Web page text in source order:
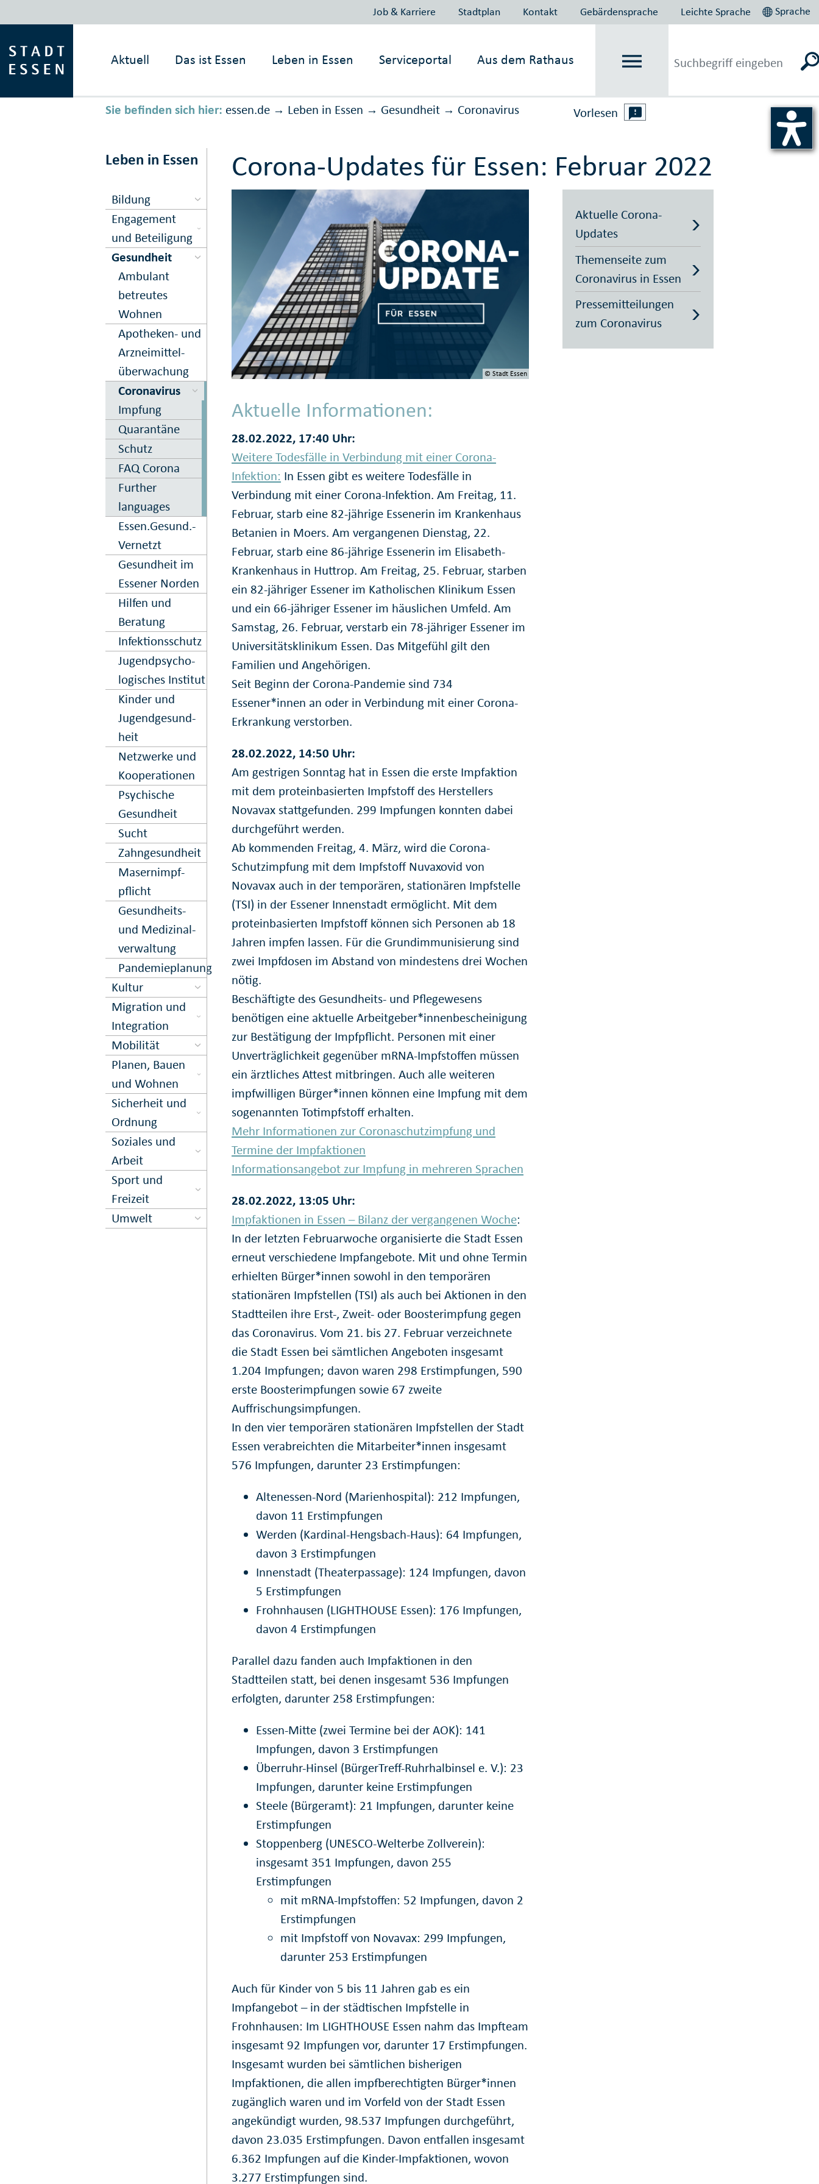
Job & Karriere Stadtplan Kontakt Gebärdensprache Leichte Sprache Sprache
Aktuell Das ist Essen Leben in Essen Serviceportal Aus dem Rathaus
Sie befinden sich hier: essen.de → Leben in Essen → Gesundheit → Corona­virus Vorlesen
Leben in Essen
Bildung
Engagement
und Beteiligung
Gesundheit
Ambulant
betreutes
Wohnen
Apo­theken- und
Arznei­mittel­
über­wachung
Corona­virus
Impfung
Quarantäne
Schutz
FAQ Corona
Further
languages
Essen.­Gesund.­
Vernetzt
Gesundheit im
Essener Norden
Hilfen und
Beratung
Infektions­schutz
Jugend­psycho­
logisches Institut
Kinder und
Jugend­gesund­
heit
Netz­werke und
Kooper­ation­en
Psy­chische
Gesund­heit
Sucht
Zahn­gesund­heit
Masern­impf­
pflicht
Gesund­heits-
und Medi­zinal­
ver­waltung
Pandemieplanung
Kultur
Migration und
Inte­gration
Mobilität
Planen, Bauen
und Wohnen
Sicher­heit und
Ord­nung
Soziales und
Arbeit
Sport und
Freizeit
Umwelt
Corona-Updates für Essen: Februar 2022
© Stadt Essen
Aktuelle Informationen:
28.02.2022, 17:40 Uhr:
Weitere Todesfälle in Verbindung mit einer Corona-
Infektion: In Essen gibt es weitere Todesfälle in
Verbindung mit einer Corona-Infektion. Am Freitag, 11.
Februar, starb eine 82-jährige Essenerin im Krankenhaus
Betanien in Moers. Am vergangenen Dienstag, 22.
Februar, starb eine 86-jährige Essenerin im Elisabeth-
Krankenhaus in Huttrop. Am Freitag, 25. Februar, starben
ein 82-jähriger Essener im Katholischen Klinikum Essen
und ein 66-jähriger Essener im häuslichen Umfeld. Am
Samstag, 26. Februar, verstarb ein 78-jähriger Essener im
Universitätsklinikum Essen. Das Mitgefühl gilt den
Familien und Angehörigen.
Seit Beginn der Corona-Pandemie sind 734
Essener*innen an oder in Verbindung mit einer Corona-
Erkrankung verstorben.
28.02.2022, 14:50 Uhr:
Am gestrigen Sonntag hat in Essen die erste Impfaktion
mit dem proteinbasierten Impfstoff des Herstellers
Novavax stattgefunden. 299 Impfungen konnten dabei
durchgeführt werden.
Ab kommenden Freitag, 4. März, wird die Corona-
Schutzimpfung mit dem Impfstoff Nuvaxovid von
Novavax auch in der temporären, stationären Impfstelle
(TSI) in der Essener Innenstadt ermöglicht. Mit dem
proteinbasierten Impfstoff können sich Personen ab 18
Jahren impfen lassen. Für die Grundimmunisierung sind
zwei Impfdosen im Abstand von mindestens drei Wochen
nötig.
Beschäftigte des Gesundheits- und Pflegewesens
benötigen eine aktuelle Arbeitgeber*innenbescheinigung
zur Bestätigung der Impfpflicht. Personen mit einer
Unverträglichkeit gegenüber mRNA-Impfstoffen müssen
ein ärztliches Attest mitbringen. Auch alle weiteren
impfwilligen Bürger*innen können eine Impfung mit dem
sogenannten Totimpfstoff erhalten.
Mehr Informationen zur Coronaschutzimpfung und
Termine der Impfaktionen
Informationsangebot zur Impfung in mehreren Sprachen
28.02.2022, 13:05 Uhr:
Impfaktionen in Essen – Bilanz der vergangenen Woche:
In der letzten Februarwoche organisierte die Stadt Essen
erneut verschiedene Impfangebote. Mit und ohne Termin
erhielten Bürger*innen sowohl in den temporären
stationären Impfstellen (TSI) als auch bei Aktionen in den
Stadtteilen ihre Erst-, Zweit- oder Boosterimpfung gegen
das Coronavirus. Vom 21. bis 27. Februar verzeichnete
die Stadt Essen bei sämtlichen Angeboten insgesamt
1.204 Impfungen; davon waren 298 Erstimpfungen, 590
erste Boosterimpfungen sowie 67 zweite
Auffrischungsimpfungen.
In den vier temporären stationären Impfstellen der Stadt
Essen verabreichten die Mitarbeiter*innen insgesamt
576 Impfungen, darunter 23 Erstimpfungen:
Altenessen-Nord (Marienhospital): 212 Impfungen,
davon 11 Erstimpfungen
Werden (Kardinal-Hengsbach-Haus): 64 Impfungen,
davon 3 Erstimpfungen
Innenstadt (Theaterpassage): 124 Impfungen, davon
5 Erstimpfungen
Frohnhausen (LIGHTHOUSE Essen): 176 Impfungen,
davon 4 Erstimpfungen
Parallel dazu fanden auch Impfaktionen in den
Stadtteilen statt, bei denen insgesamt 536 Impfungen
erfolgten, darunter 258 Erstimpfungen:
Essen-Mitte (zwei Termine bei der AOK): 141
Impfungen, davon 3 Erstimpfungen
Überruhr-Hinsel (BürgerTreff-Ruhrhalbinsel e. V.): 23
Impfungen, darunter keine Erstimpfungen
Steele (Bürgeramt): 21 Impfungen, darunter keine
Erstimpfungen
Stoppenberg (UNESCO-Welterbe Zollverein):
insgesamt 351 Impfungen, davon 255
Erstimpfungen
mit mRNA-Impfstoffen: 52 Impfungen, davon 2
Erstimpfungen
mit Impfstoff von Novavax: 299 Impfungen,
darunter 253 Erstimpfungen
Auch für Kinder von 5 bis 11 Jahren gab es ein
Impfangebot – in der städtischen Impfstelle in
Frohnhausen: Im LIGHTHOUSE Essen nahm das Impfteam
insgesamt 92 Impfungen vor, darunter 17 Erstimpfungen.
Insgesamt wurden bei sämtlichen bisherigen
Impfaktionen, die allen impfberechtigten Bürger*innen
zugänglich waren und im Vorfeld von der Stadt Essen
angekündigt wurden, 98.537 Impfungen durchgeführt,
davon 23.035 Erstimpfungen. Davon entfallen insgesamt
6.362 Impfungen auf die Kinder-Impfaktionen, wovon
3.277 Erstimpfungen sind.
Aktuelle Corona-
Updates
Themenseite zum
Coronavirus in Essen
Pressemitteilungen
zum Coronavirus